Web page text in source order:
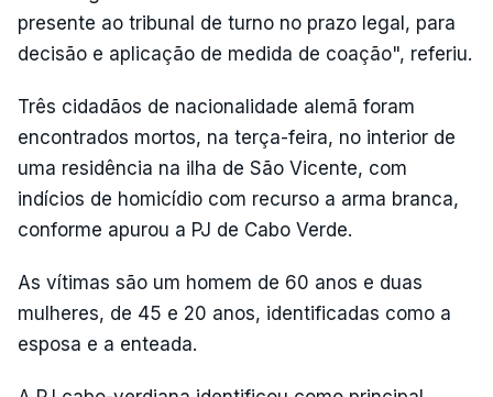
presente ao tribunal de turno no prazo legal, para
decisão e aplicação de medida de coação", referiu.
Três cidadãos de nacionalidade alemã foram
encontrados mortos, na terça-feira, no interior de
uma residência na ilha de São Vicente, com
indícios de homicídio com recurso a arma branca,
conforme apurou a PJ de Cabo Verde.
As vítimas são um homem de 60 anos e duas
mulheres, de 45 e 20 anos, identificadas como a
esposa e a enteada.